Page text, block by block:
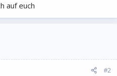
auf euch
#2